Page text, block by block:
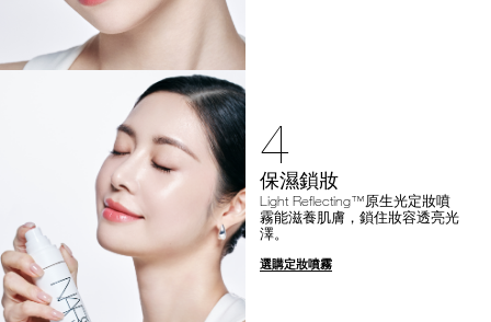
4
保濕鎖妝
Light Reflecting™原生光定妝噴
霧能滋養肌膚，鎖住妝容透亮光
澤。
選購定妝噴霧